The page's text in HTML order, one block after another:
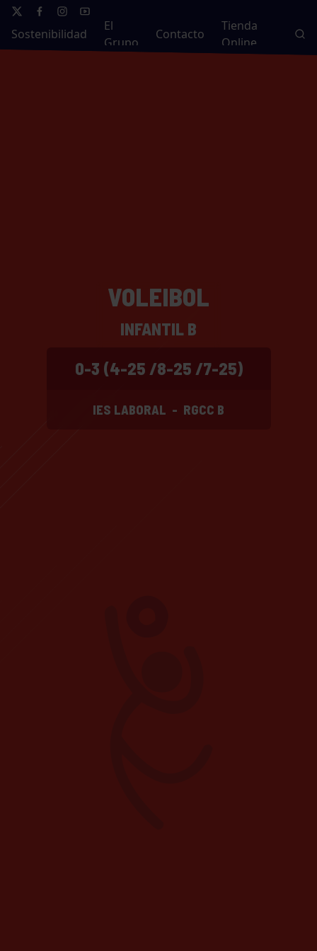
Sostenibilidad
El
Grupo
Contacto
Tienda
Online
VOLEIBOL
INFANTIL B
0-3 (4-25 /8-25 /7-25)
IES LABORAL - RGCC B